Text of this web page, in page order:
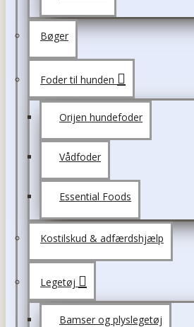
Bøger
Foder til hunden
Orijen hundefoder
Vådfoder
Essential Foods
Kostilskud & adfærdshjælp
Legetøj
Bamser og plyslegetøj